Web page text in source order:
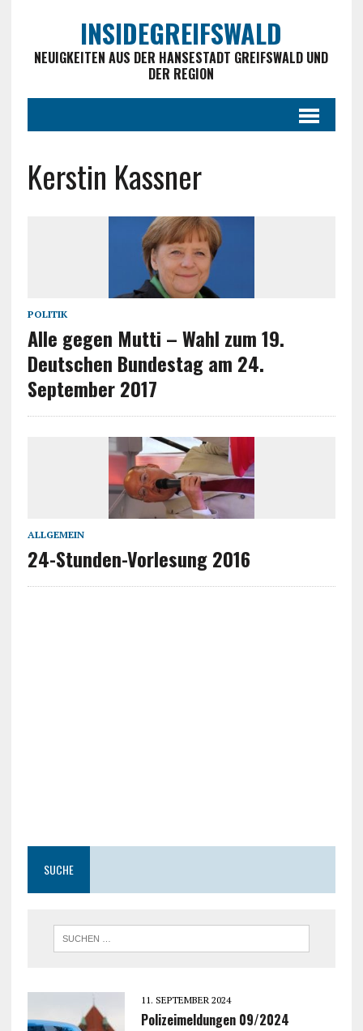
INSIDEGREIFSWALD
NEUIGKEITEN AUS DER HANSESTADT GREIFSWALD UND
DER REGION
Kerstin Kassner
POLITIK
Alle gegen Mutti – Wahl zum 19.
Deutschen Bundestag am 24.
September 2017
ALLGEMEIN
24-Stunden-Vorlesung 2016
SUCHE
11. SEPTEMBER 2024
Polizeimeldungen 09/2024